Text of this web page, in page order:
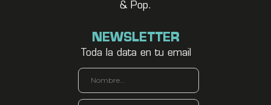
& Pop.
NEWSLETTER
Toda la data en tu email